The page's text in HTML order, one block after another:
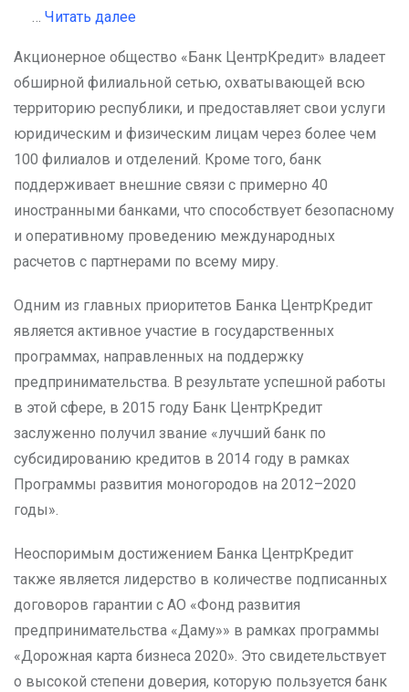
Читать далее
Акционерное общество «Банк ЦентрКредит» владеет
обширной филиальной сетью, охватывающей всю
территорию республики, и предоставляет свои услуги
юридическим и физическим лицам через более чем
100 филиалов и отделений. Кроме того, банк
поддерживает внешние связи с примерно 40
иностранными банками, что способствует безопасному
и оперативному проведению международных
расчетов с партнерами по всему миру.
Одним из главных приоритетов Банка ЦентрКредит
является активное участие в государственных
программах, направленных на поддержку
предпринимательства. В результате успешной работы
в этой сфере, в 2015 году Банк ЦентрКредит
заслуженно получил звание «лучший банк по
субсидированию кредитов в 2014 году в рамках
Программы развития моногородов на 2012–2020
годы».
Неоспоримым достижением Банка ЦентрКредит
также является лидерство в количестве подписанных
договоров гарантии с АО «Фонд развития
предпринимательства «Даму»» в рамках программы
«Дорожная карта бизнеса 2020». Это свидетельствует
о высокой степени доверия, которую пользуется банк